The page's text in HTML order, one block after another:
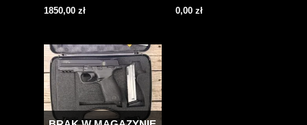
1850,00 zł 0,00 zł